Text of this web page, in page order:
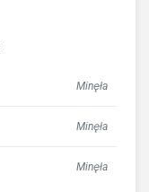
Minęła
Minęła
Minęła